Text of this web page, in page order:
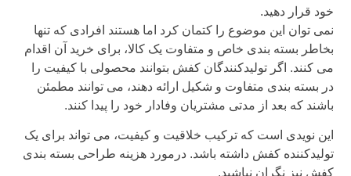
قرار دهید.
توان این موضوع را کتمان کرد اما هستند افرادی که تنها
بسته بندی خاص و متفاوت یک کالا، برای خرید آن اقدام
کنند. اگر تولیدکنندگان کفش بتوانند محصولی با کیفیت را
بسته بندی متفاوت و شکیل ارائه دهند، می توانند مطمئن
که بعد از مدتی مشتریان وفادار خود را پیدا کنند.
نویدی است که ترکیب خلاقیت و کیفیت، می تواند برای یک
کفش داشته باشد. درمورد هزینه طراحی بسته بندی
نیز نگران نباشید.